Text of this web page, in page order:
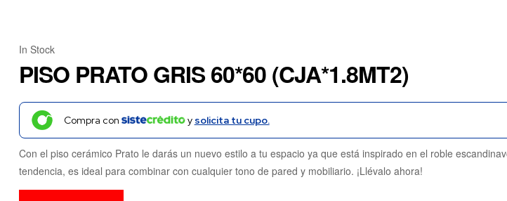
In Stock
PISO PRATO GRIS 60*60 (CJA*1.8MT2)
Compra con y solicita tu cupo.
Con el piso cerámico Prato le darás un nuevo estilo a tu espacio ya que está inspirado en el roble
tendencia, es ideal para combinar con cualquier tono de pared y mobiliario. ¡Llévalo ahora!